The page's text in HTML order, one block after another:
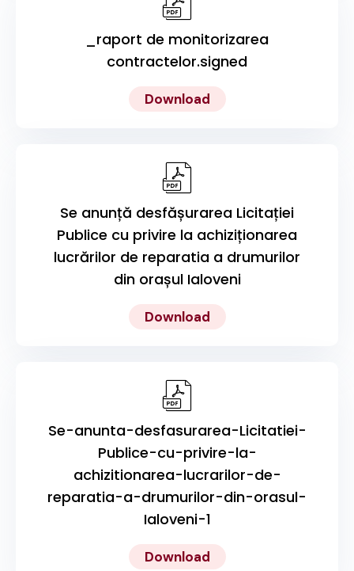
_raport de monitorizarea
contractelor.signed
Download
Se anunță desfășurarea Licitației
Publice cu privire la achiziționarea
lucrărilor de reparatia a drumurilor
din orașul Ialoveni
Download
Se-anunta-desfasurarea-Licitatiei-
Publice-cu-privire-la-
achizitionarea-lucrarilor-de-
reparatia-a-drumurilor-din-orasul-
Ialoveni-1
Download